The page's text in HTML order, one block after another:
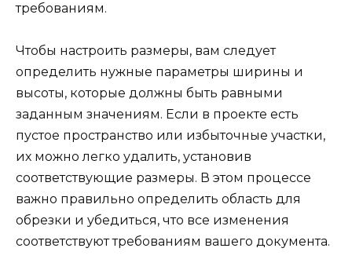
требованиям.
Чтобы настроить размеры, вам следует
определить нужные параметры ширины и
высоты, которые должны быть равными
заданным значениям. Если в проекте есть
пустое пространство или избыточные участки,
их можно легко удалить, установив
соответствующие размеры. В этом процессе
важно правильно определить область для
обрезки и убедиться, что все изменения
соответствуют требованиям вашего документа.